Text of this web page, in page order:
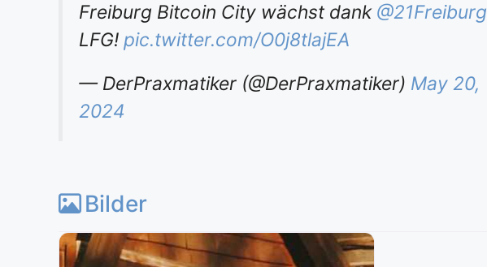
Freiburg Bitcoin City wächst dank @21Freiburg
LFG! pic.twitter.com/O0j8tlajEA
— DerPraxmatiker (@DerPraxmatiker) May 20,
2024
Bilder